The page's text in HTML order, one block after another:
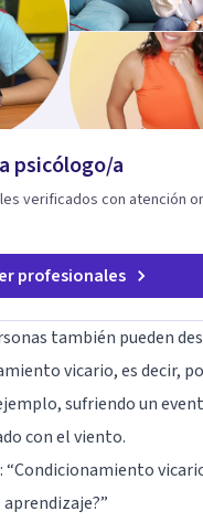
psicólogo/a
verificados con atención
profesionales
también pueden
vicario, es decir,
sufriendo un
con el viento.
“Condicionamiento